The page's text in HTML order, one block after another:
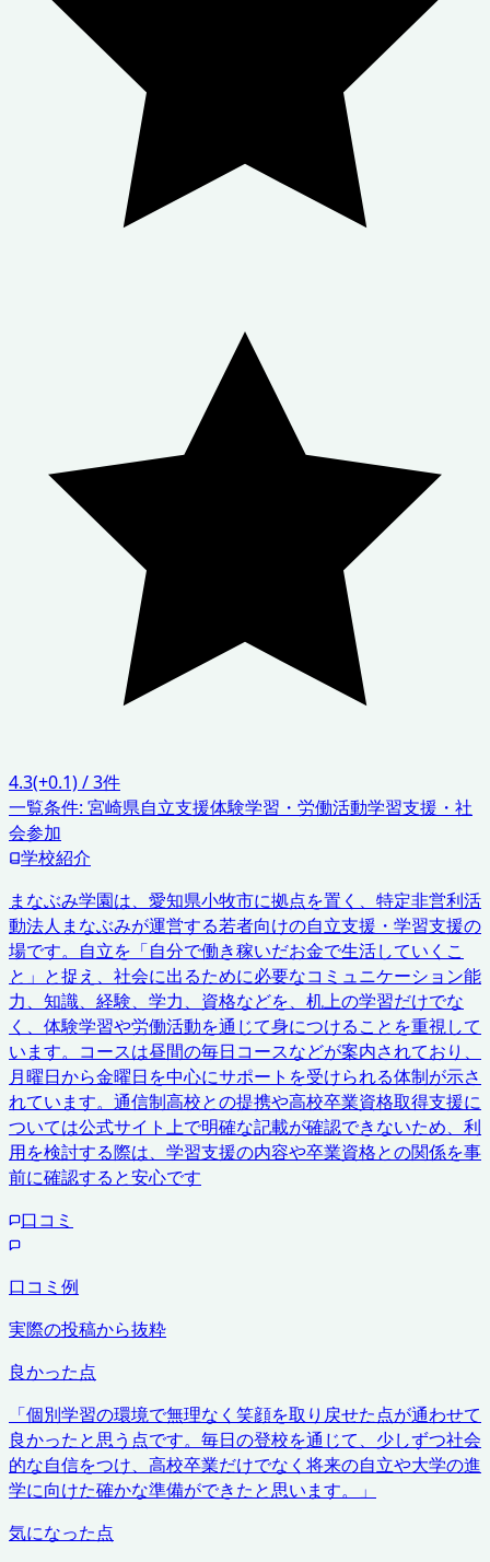
4.3(+0.1)/3件
一覧条件: 宮崎県自立支援体験学習・労働活動学習支援・社
会参加
学校紹介
まなぶみ学園は、愛知県小牧市に拠点を置く、特定非営利活
動法人まなぶみが運営する若者向けの自立支援・学習支援の
場です。自立を「自分で働き稼いだお金で生活していくこ
と」と捉え、社会に出るために必要なコミュニケーション能
力、知識、経験、学力、資格などを、机上の学習だけでな
く、体験学習や労働活動を通じて身につけることを重視して
います。コースは昼間の毎日コースなどが案内されており、
月曜日から金曜日を中心にサポートを受けられる体制が示さ
れています。通信制高校との提携や高校卒業資格取得支援に
ついては公式サイト上で明確な記載が確認できないため、利
用を検討する際は、学習支援の内容や卒業資格との関係を事
前に確認すると安心です
口コミ
口コミ例
実際の投稿から抜粋
良かった点
「個別学習の環境で無理なく笑顔を取り戻せた点が通わせて
良かったと思う点です。毎日の登校を通じて、少しずつ社会
的な自信をつけ、高校卒業だけでなく将来の自立や大学の進
学に向けた確かな準備ができたと思います。
」
気になった点